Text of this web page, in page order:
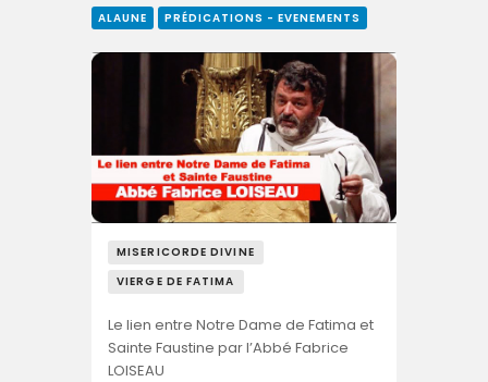
ALAUNE PRÉDICATIONS - EVENEMENTS
MISERICORDE DIVINE
VIERGE DE FATIMA
Le lien entre Notre Dame de Fatima et
Sainte Faustine par l’Abbé Fabrice
LOISEAU